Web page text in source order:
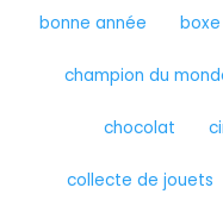
bonne année boxe
champion du
chocolat
collecte de jouets